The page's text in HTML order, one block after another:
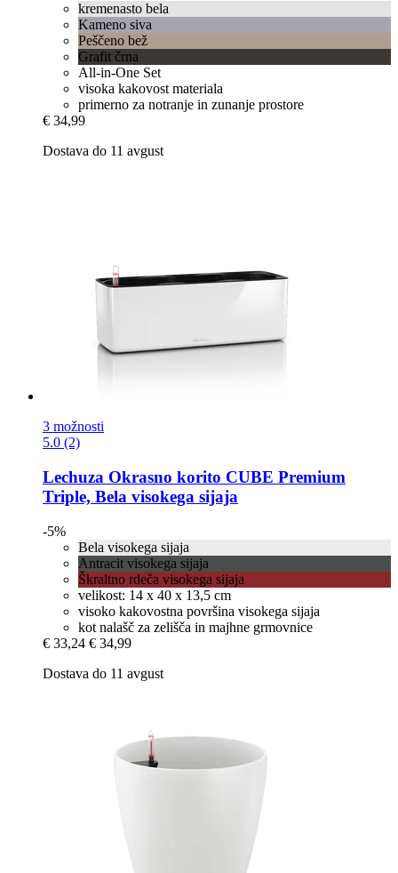
kremenasto bela
Kameno siva
Peščeno bež
Grafit črna
All-in-One Set
visoka kakovost materiala
primerno za notranje in zunanje prostore
€ 34,99
Dostava do 11 avgust
3 možnosti
5.0 (2)
Lechuza Okrasno korito CUBE Premium
Triple, Bela visokega sijaja
-5%
Bela visokega sijaja
Antracit visokega sijaja
Škraltno rdeča visokega sijaja
velikost: 14 x 40 x 13,5 cm
visoko kakovostna površina visokega sijaja
kot nalašč za zelišča in majhne grmovnice
€ 33,24 € 34,99
Dostava do 11 avgust